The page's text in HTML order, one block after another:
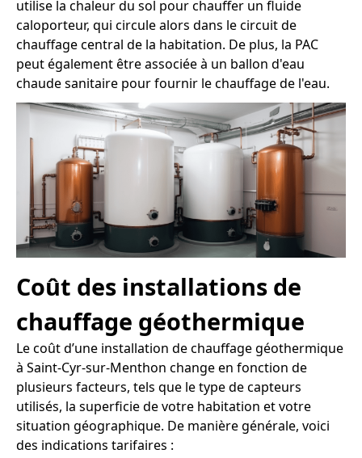
utilise la chaleur du sol pour chauffer un fluide
caloporteur, qui circule alors dans le circuit de
chauffage central de la habitation. De plus, la PAC
peut également être associée à un ballon d'eau
chaude sanitaire pour fournir le chauffage de l'eau.
Coût des installations de
chauffage géothermique
Le coût d’une installation de chauffage géothermique
à Saint-Cyr-sur-Menthon change en fonction de
plusieurs facteurs, tels que le type de capteurs
utilisés, la superficie de votre habitation et votre
situation géographique. De manière générale, voici
des indications tarifaires :